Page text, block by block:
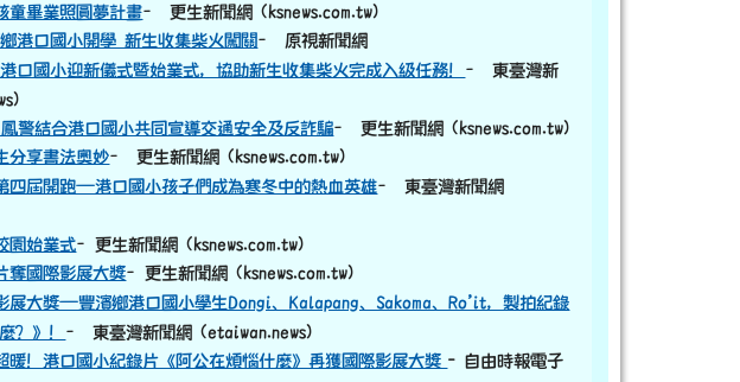
童畢業照圓夢計畫– 更生新聞網 (ksnews.com.tw)
港口國小開學 新生收集柴火闖關– 原視新聞網
口國小迎新儀式暨始業式，協助新生收集柴火完成入級任務！ – 東臺灣新
警結合港口國小共同宣導交通安全及反詐騙– 更生新聞網 (ksnews.com.tw)
分享書法奧妙– 更生新聞網 (ksnews.com.tw)
四屆開跑—港口國小孩子們成為寒冬中的熱血英雄– 東臺灣新聞網
園始業式–更生新聞網 (ksnews.com.tw)
奪國際影展大獎–更生新聞網 (ksnews.com.tw)
展大獎—豐濱鄉港口國小學生Dongi、Kalapang、Sakoma、Ro’it，製拍紀錄
？》！ – 東臺灣新聞網 (etaiwan.news)
暖！港口國小紀錄片《阿公在煩惱什麼》再獲國際影展大獎 - 自由時報電子